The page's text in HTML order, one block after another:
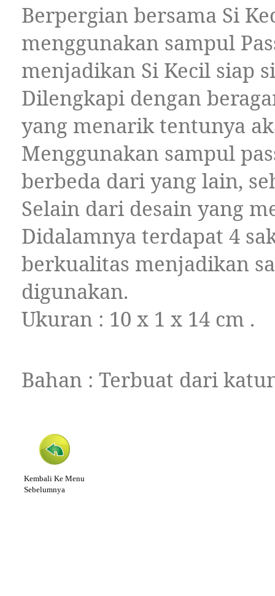
Berpergian bersama Si
menggunakan sampul
menjadikan Si Kecil siap
Dilengkapi dengan
yang menarik tentunya
Menggunakan sampul
berbeda dari yang lain,
Selain dari desain yang
Didalamnya terdapat 4
berkualitas menjadikan
digunakan.
Ukuran : 10 x 1 x 14 cm .
Bahan : Terbuat dari
Kembali Ke Menu
Sebelumnya